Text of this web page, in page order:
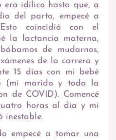
era idílico hasta que, a
del parto, empecé a
coincidió con el
la lactancia materna,
de mudarnos,
de la carrera y
15 días con mi bebé
(mi marido y toda la
de COVID). Comencé
horas al día y mi
inestable.
empecé a tomar una